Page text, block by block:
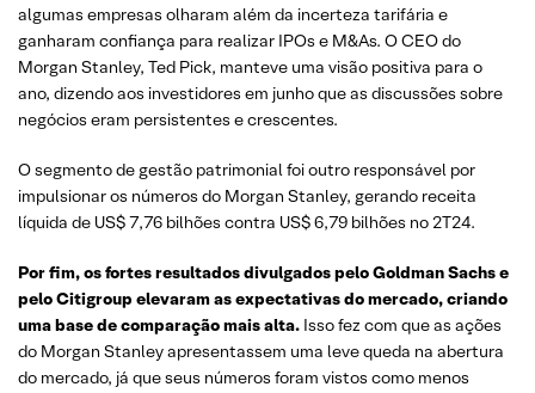
algumas empresas olharam além da incerteza tarifária e
ganharam confiança para realizar IPOs e M&As. O CEO do
Morgan Stanley, Ted Pick, manteve uma visão positiva para o
ano, dizendo aos investidores em junho que as discussões sobre
negócios eram persistentes e crescentes.
O segmento de gestão patrimonial foi outro responsável por
impulsionar os números do Morgan Stanley, gerando receita
líquida de US$ 7,76 bilhões contra US$ 6,79 bilhões no 2T24.
Por fim, os fortes resultados divulgados pelo Goldman Sachs e
pelo Citigroup elevaram as expectativas do mercado, criando
uma base de comparação mais alta. Isso fez com que as ações
do Morgan Stanley apresentassem uma leve queda na abertura
do mercado, já que seus números foram vistos como menos